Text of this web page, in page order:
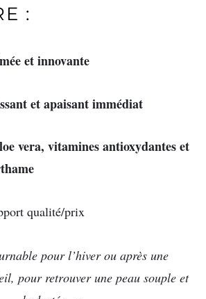
:
et innovante
et apaisant immédiat
vera, vitamines antioxydantes et
qualité/prix
pour l’hiver ou après une
pour retrouver une peau souple et